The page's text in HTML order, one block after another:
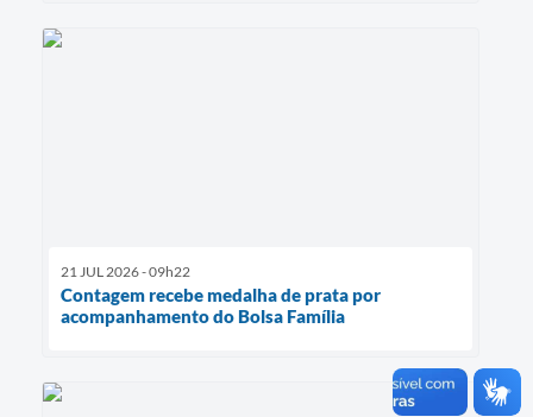
21 JUL 2026 - 09h22
Contagem recebe medalha de prata por
acompanhamento do Bolsa Família